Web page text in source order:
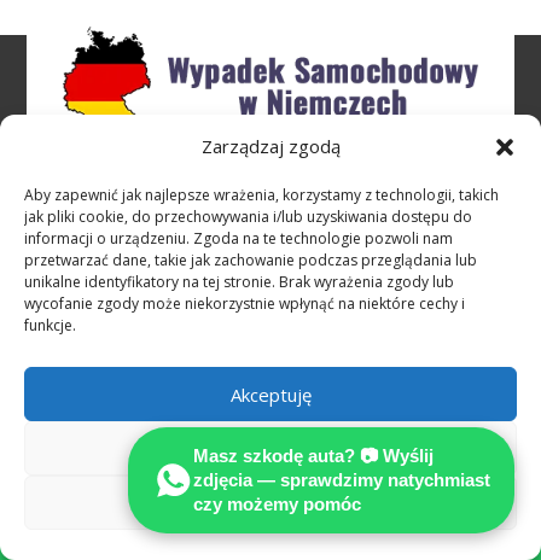
Zarządzaj zgodą
Aby zapewnić jak najlepsze wrażenia, korzystamy z technologii, takich
jak pliki cookie, do przechowywania i/lub uzyskiwania dostępu do
informacji o urządzeniu. Zgoda na te technologie pozwoli nam
przetwarzać dane, takie jak zachowanie podczas przeglądania lub
unikalne identyfikatory na tej stronie. Brak wyrażenia zgody lub
wycofanie zgody może niekorzystnie wpłynąć na niektóre cechy i
funkcje.
Akceptuję
Odmów
Zobacz preferencje
specjalizują się w opiniowaniu i
niezależnym kosztorysowaniu szkód
powypadkowych, jakie powstają wskutek
niezawinionych, zagranicznych zdarzeń
Stowarzyszenie Międzynarodowych
Rzeczoznawców Techniki Samochodowej
MOTOEXPERT
SPECJALIZUJEMY SIĘ W OCENIE USZKODZEŃ
POJAZDÓW POWYPADKOWYCH

Masz szkodę auta? 📷 Wyślij
zdjęcia — sprawdzimy natychmiast
czy możemy pomóc